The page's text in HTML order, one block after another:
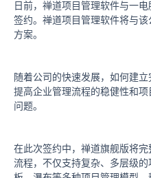
日前，禅道项目管理软件与一
签约。禅道项目管理软件将与
方案。
随着公司的快速发展，如何建
提高企业管理流程的稳健性和
问题。
在此次签约中，禅道旗舰版将
流程，不仅支持复杂、多层级